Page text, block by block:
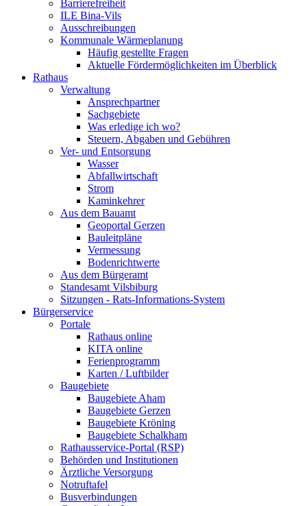
Barrierefreiheit
ILE Bina-Vils
Ausschreibungen
Kommunale Wärmeplanung
Häufig gestellte Fragen
Aktuelle Fördermöglichkeiten im Überblick
Rathaus
Verwaltung
Ansprechpartner
Sachgebiete
Was erledige ich wo?
Steuern, Abgaben und Gebühren
Ver- und Entsorgung
Wasser
Abfallwirtschaft
Strom
Kaminkehrer
Aus dem Bauamt
Geoportal Gerzen
Bauleitpläne
Vermessung
Bodenrichtwerte
Aus dem Bürgeramt
Standesamt Vilsbiburg
Sitzungen - Rats-Informations-System
Bürgerservice
Portale
Rathaus online
KITA online
Ferienprogramm
Karten / Luftbilder
Baugebiete
Baugebiete Aham
Baugebiete Gerzen
Baugebiete Kröning
Baugebiete Schalkham
Rathausservice-Portal (RSP)
Behörden und Institutionen
Ärztliche Versorgung
Notruftafel
Busverbindungen